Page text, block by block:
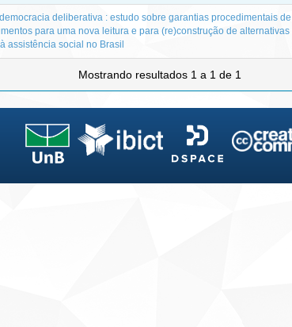
deliberativa : estudo sobre garantias procedimentais
para uma nova leitura e para (re)construção de
assistência social no Brasil
Mostrando resultados 1 a 1 de 1